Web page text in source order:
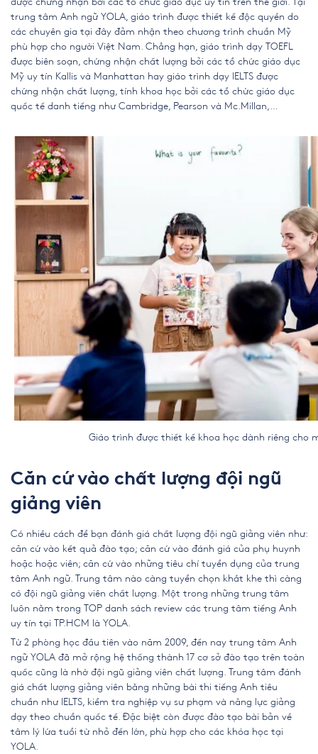
trung tâm Anh ngữ YOLA, giáo trình được thiết kế độc quyền do
các chuyên gia tại đây đảm nhận theo chương trình chuẩn Mỹ
phù hợp cho người Việt Nam. Chẳng hạn, giáo trình dạy TOEFL
được biên soạn, chứng nhận chất lượng bởi các tổ chức giáo dục
Mỹ uy tín Kallis và Manhattan hay giáo trình dạy IELTS được
chứng nhận chất lượng, tính khoa học bởi các tổ chức giáo dục
quốc tế danh tiếng như Cambridge, Pearson và Mc.Millan,…
Giáo trình được thiết kế khoa học dành riêng cho
Căn cứ vào chất lượng đội ngũ
giảng viên
Có nhiều cách để bạn đánh giá chất lượng đội ngũ giảng viên như:
căn cứ vào kết quả đào tạo; căn cứ vào đánh giá của phụ huynh
hoặc hoặc viên; căn cứ vào những tiêu chí tuyển dụng của trung
tâm Anh ngữ . Trung tâm nào càng tuyển chọn khắt khe thì càng
có đội ngũ giảng viên chất lượng. Một trong những trung tâm
luôn nằm trong TOP danh sách review các trung tâm tiếng Anh
uy tín tại TP.HCM
là YOLA.
Từ 2 phòng học đầu tiên vào năm 2009, đến nay trung tâm Anh
ngữ YOLA đã mở rộng hệ thống thành 17 cơ sở đào tạo trên toàn
quốc cũng là nhờ đội ngũ giảng viên chất lượng. Trung tâm đánh
giá chất lượng giảng viên bằng những bài thi tiếng Anh tiêu
chuẩn như IELTS, kiểm tra nghiệp vụ sư phạm và năng lực giảng
dạy theo chuẩn quốc tế. Đặc biệt còn được đào tạo bài bản về
tâm lý lứa tuổi từ nhỏ đến lớn, phù hợp cho các khóa học tại
YOLA.